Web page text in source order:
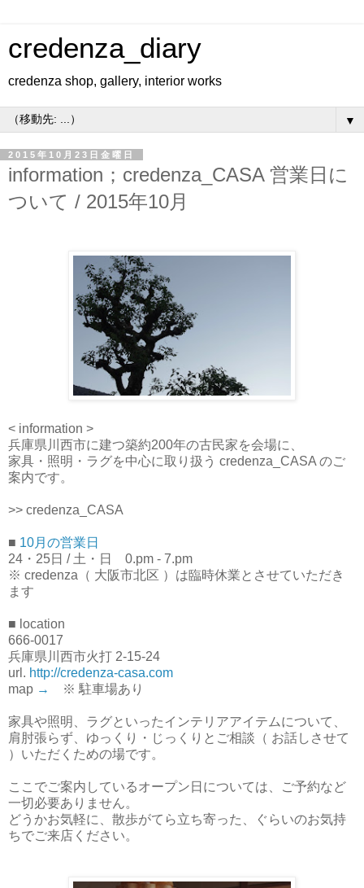
credenza_diary
credenza shop, gallery, interior works
▼
2015年10月23日金曜日
information；credenza_CASA 営業日に
ついて / 2015年10月
< information >
兵庫県川西市に建つ築約200年の古民家を会場に、
家具・照明・ラグを中心に取り扱う credenza_CASA のご
案内です。
>> credenza_CASA
■ 10月の営業日
24・25日 / 土・日 0.pm - 7.pm
※ credenza（ 大阪市北区 ）は臨時休業とさせていただき
ます
■ location
666-0017
兵庫県川西市火打 2-15-24
url. http://credenza-casa.com
map → ※ 駐車場あり
家具や照明、ラグといったインテリアアイテムについて、
肩肘張らず、ゆっくり・じっくりとご相談（ お話しさせて
）いただくための場です。
ここでご案内しているオープン日については、ご予約など
一切必要ありません。
どうかお気軽に、散歩がてら立ち寄った、ぐらいのお気持
ちでご来店ください。